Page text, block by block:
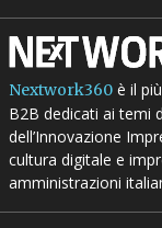
Nextwork360è il
B2B dedicati ai temi
dell’Innovazione
cultura digitale e
amministrazioni